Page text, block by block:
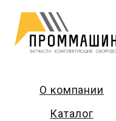
О компании
Каталог